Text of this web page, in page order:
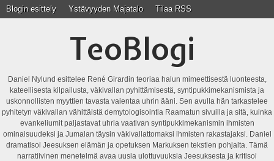
Blogin esittely Ystävyyden Majatalo Tilaa RSS
TeoBlogi
Daniel Nylund esittelee René Girardin teoriaa halun mimeettisestä luonteesta,
kateellisesta kilpailusta, väkivallan pyhittämisestä, syntipukkimekanismista ja
uskonnollisten myyttien tavasta vaientaa uhrin ääni. Sen avulla hän tarkastelee
pyhitetyn väkivallan vähittäistä demytologisointia Raamatun sivuilla ja sitä, kuinka
evankeliumit paljastavat uhria vaativan syntipukkimekanismin ihmisten
ominaisuudeksi ja Jumalan täysin väkivallattomaksi ihmisten rakastajaksi. Daniel
dramatisoi Jeesuksen elämän ja opetuksen Markuksen tekstien pohjalta. Tämä
narratiivinen menetelmä avaa uusia ulottuvuuksia Jeesuksesta ja kritisoi